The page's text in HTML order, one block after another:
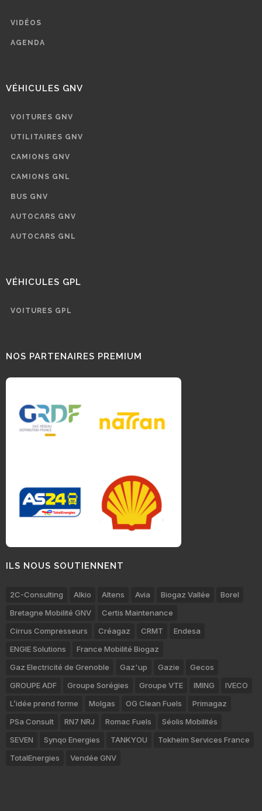
VIDÉOS
AGENDA
VÉHICULES GNV
VOITURES GNV
UTILITAIRES GNV
CAMIONS GNV
CAMIONS GNL
BUS GNV
AUTOCARS GNV
AUTOCARS GNL
VÉHICULES GPL
VOITURES GPL
NOS PARTENAIRES PREMIUM
ILS NOUS SOUTIENNENT
2C-Consulting Alkio Altens Avia Biogaz Vallée
Borel
Bretagne Mobilité GNV
Certis Maintenance
Cirrus Compresseurs
Créagaz CRMT
Endesa
ENGIE Solutions
France Mobilité Biogaz
Gaz Electricité de Grenoble
Gaz'up Gazie
Gecos
GROUPE ADF
Groupe Sorégies Groupe VTE IMING
IVECO
L’idée prend forme
Molgas OG Clean Fuels
Primagaz
PSa Consult
RN7 NRJ Romac Fuels
Séolis Mobilités
SEVEN
Synqo Energies TANKYOU
Tokheim Services France
TotalEnergies
Vendée GNV